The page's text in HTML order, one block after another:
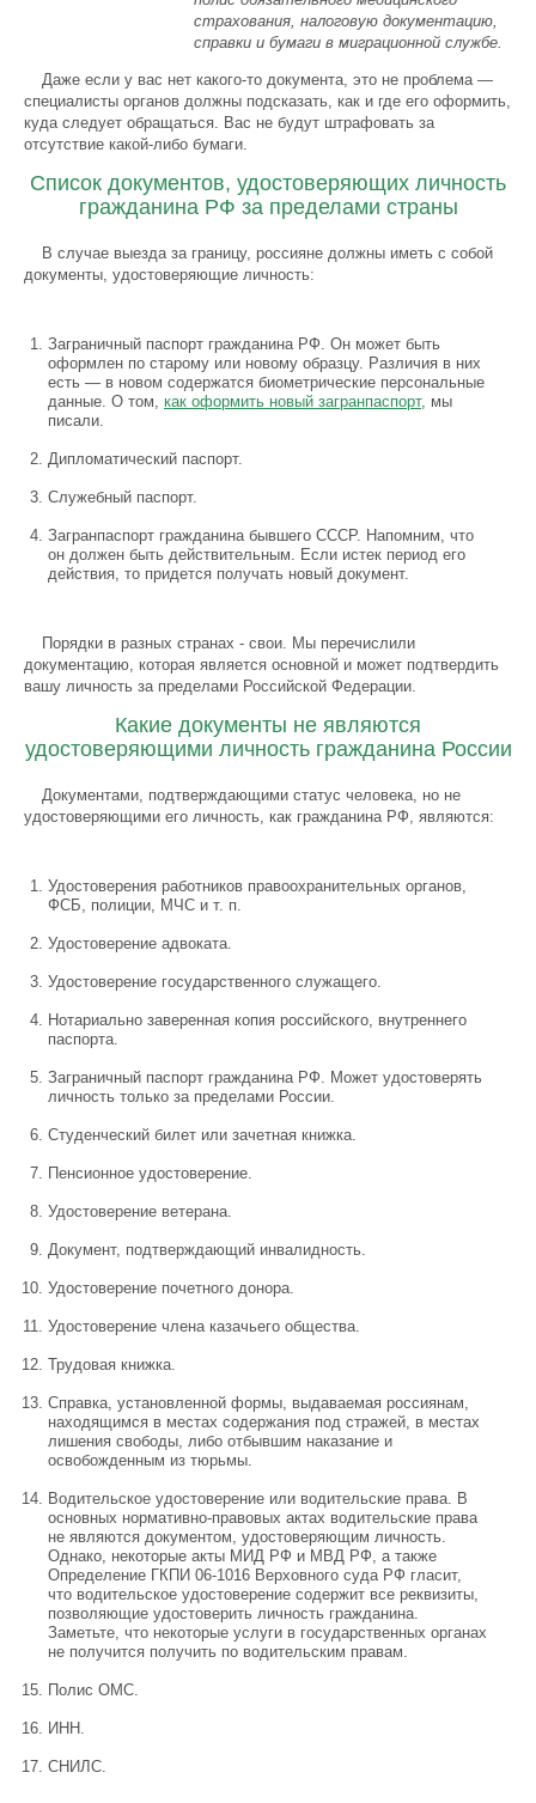
страхования, налоговую документацию,
справки и бумаги в миграционной службе.
Даже если у вас нет какого-то документа, это не проблема —
специалисты органов должны подсказать, как и где его оформить,
куда следует обращаться. Вас не будут штрафовать за
отсутствие какой-либо бумаги.
Список документов, удостоверяющих личность
гражданина РФ за пределами страны
В случае выезда за границу, россияне должны иметь с собой
документы, удостоверяющие личность:
Заграничный паспорт гражданина РФ. Он может быть
оформлен по старому или новому образцу. Различия в них
есть — в новом содержатся биометрические персональные
данные. О том, как оформить новый загранпаспорт, мы
писали.
Дипломатический паспорт.
Служебный паспорт.
Загранпаспорт гражданина бывшего СССР. Напомним, что
он должен быть действительным. Если истек период его
действия, то придется получать новый документ.
Порядки в разных странах - свои. Мы перечислили
документацию, которая является основной и может подтвердить
вашу личность за пределами Российской Федерации.
Какие документы не являются
удостоверяющими личность гражданина России
Документами, подтверждающими статус человека, но не
удостоверяющими его личность, как гражданина РФ, являются:
Удостоверения работников правоохранительных органов,
ФСБ, полиции, МЧС и т. п.
Удостоверение адвоката.
Удостоверение государственного служащего.
Нотариально заверенная копия российского, внутреннего
паспорта.
Заграничный паспорт гражданина РФ. Может удостоверять
личность только за пределами России.
Студенческий билет или зачетная книжка.
Пенсионное удостоверение.
Удостоверение ветерана.
Документ, подтверждающий инвалидность.
Удостоверение почетного донора.
Удостоверение члена казачьего общества.
Трудовая книжка.
Справка, установленной формы, выдаваемая россиянам,
находящимся в местах содержания под стражей, в местах
лишения свободы, либо отбывшим наказание и
освобожденным из тюрьмы.
Водительское удостоверение или водительские права. В
основных нормативно-правовых актах водительские права
не являются документом, удостоверяющим личность.
Однако, некоторые акты МИД РФ и МВД РФ, а также
Определение ГКПИ 06-1016 Верховного суда РФ гласит,
что водительское удостоверение содержит все реквизиты,
позволяющие удостоверить личность гражданина.
Заметьте, что некоторые услуги в государственных органах
не получится получить по водительским правам.
Полис ОМС.
ИНН.
СНИЛС.